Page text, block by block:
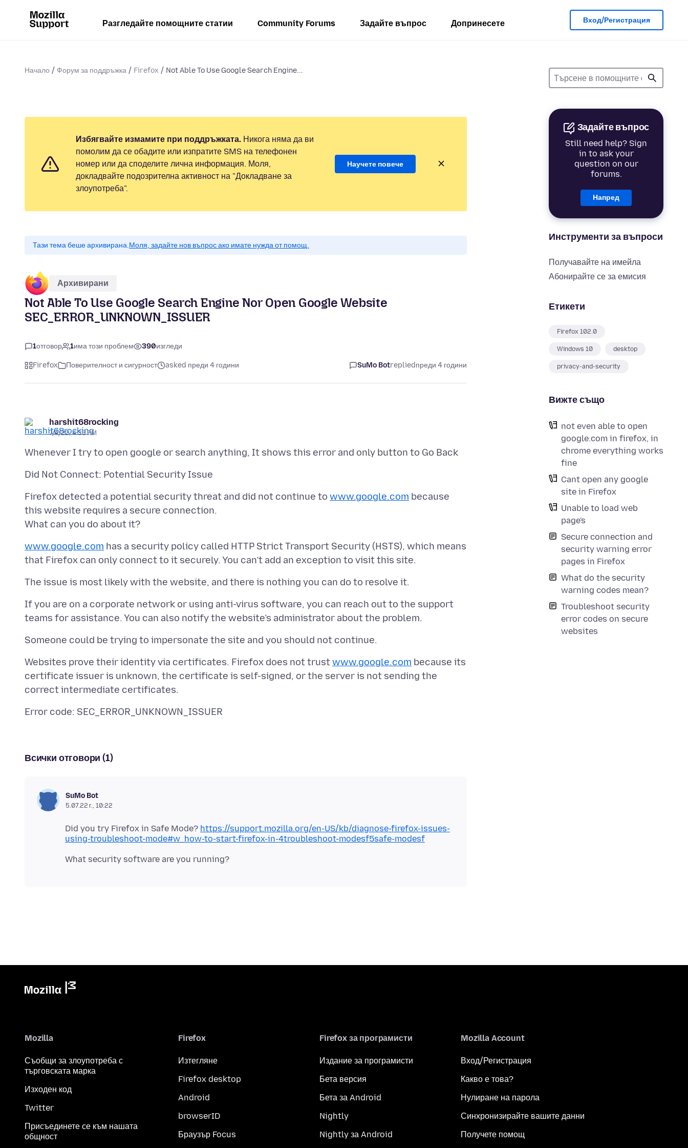
Разгледайте помощните статии Community Forums Задайте въпрос Допринесете Вход/Регистрация
Начало Форум за поддръжка Firefox Not Able To Use Google Search Engine...
Задайте въпрос
Still need help? Sign
in to ask your
question on our
forums.
Напред
Инструменти за въпроси
Получавайте на имейла
Абонирайте се за емисия
Етикети
Firefox 102.0
Windows 10 desktop
privacy-and-security
Вижте също
not even able to open
google.com in firefox, in
chrome everything works
fine
Cant open any google
site in Firefox
Unable to load web
page's
Secure connection and
security warning error
pages in Firefox
What do the security
warning codes mean?
Troubleshoot security
error codes on secure
websites
Избягвайте измамите при поддръжката. Никога няма да ви
помолим да се обадите или изпратите SMS на телефонен
номер или да споделите лична информация. Моля,
докладвайте подозрителна активност на "Докладване за
злоупотреба".
Научете повече
Тази тема беше архивирана.Моля, задайте нов въпрос ако имате нужда от помощ.
Архивирани
Not Able To Use Google Search Engine Nor Open Google Website
SEC_ERROR_UNKNOWN_ISSUER
1отговор 1има този проблем 390изгледи
Firefox Поверителност и сигурност asked преди 4 години SuMo Botrepliedпреди 4 години
harshit68rocking
7/4/22, 4:33 PM
Firefox detected a potential security threat and did not continue to www.google.com because
this website requires a secure connection.
www.google.com has a security policy called HTTP Strict Transport Security (HSTS), which means
If you are on a corporate network or using anti-virus software, you can reach out to the support
Websites prove their identity via certificates. Firefox does not trustwww.google.com because its
certificate issuer is unknown, the certificate is self-signed, or the server is not sending the
Всички отговори (1)
SuMo Bot
5.07.22 г., 10:22
Did you try Firefox in Safe Mode? https://support.mozilla.org/en-US/kb/diagnose-firefox-issues-
using-troubleshoot-mode#w_how-to-start-firefox-in-4troubleshoot-modesf5safe-modesf
Mozilla
Съобщи за злоупотреба с
търговската марка
Изходен код
Twitter
Присъединете се към нашата
общност
Firefox
Изтегляне
Firefox desktop
Android
browserID
Браузър Focus
Firefox за програмисти
Издание за програмисти
Бета версия
Бета за Android
Nightly
Nightly за Android
Mozilla Account
Вход/Регистрация
Какво е това?
Нулиране на парола
Синхронизирайте вашите данни
Получете помощ